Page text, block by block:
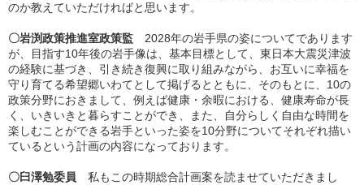
のか教えていただければと思います。
〇岩渕政策推進室政策監 2028年の岩手県の姿についてであります
が、目指す10年後の岩手像は、基本目標として、東日本大震災津波
の経験に基づき、引き続き復興に取り組みながら、お互いに幸福を
守り育てる希望郷いわてとして掲げるとともに、そのもとに、10の
政策分野におきまして、例えば健康・余暇における、健康寿命が長
く、いきいきと暮らすことができ、また、自分らしく自由な時間を
楽しむことができる岩手といった姿を10分野についてそれぞれ描い
ているという計画の内容になっております。
〇臼澤勉委員 私もこの時期総合計画案を読ませていただきまし